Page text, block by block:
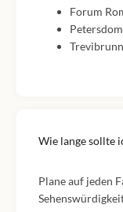
Forum
Petersdom
Wie lange sollte
Plane auf jeden